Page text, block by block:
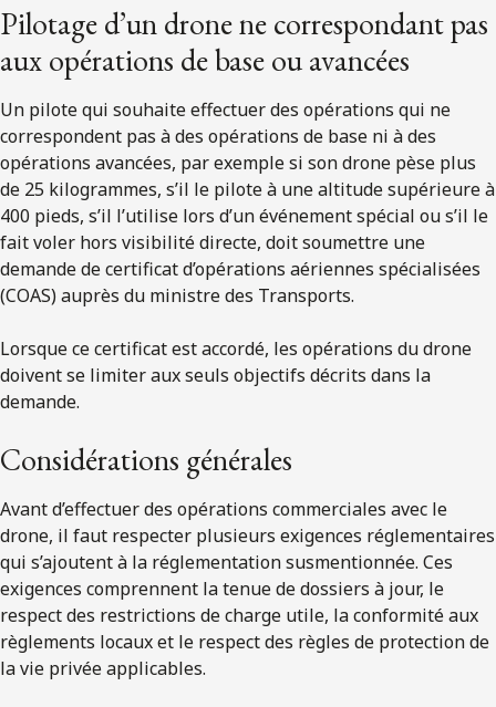
Pilotage d’un drone ne correspondant pas
aux opérations de base ou avancées
Un pilote qui souhaite effectuer des opérations qui ne
correspondent pas à des opérations de base ni à des
opérations avancées, par exemple si son drone pèse plus
de 25 kilogrammes, s’il le pilote à une altitude supérieure à
400 pieds, s’il l’utilise lors d’un événement spécial ou s’il le
fait voler hors visibilité directe, doit soumettre une
demande de certificat d’opérations aériennes spécialisées
(COAS) auprès du ministre des Transports.
Lorsque ce certificat est accordé, les opérations du drone
doivent se limiter aux seuls objectifs décrits dans la
demande.
Considérations générales
Avant d’effectuer des opérations commerciales avec le
drone, il faut respecter plusieurs exigences réglementaires
qui s’ajoutent à la réglementation susmentionnée. Ces
exigences comprennent la tenue de dossiers à jour, le
respect des restrictions de charge utile, la conformité aux
règlements locaux et le respect des règles de protection de
la vie privée applicables.